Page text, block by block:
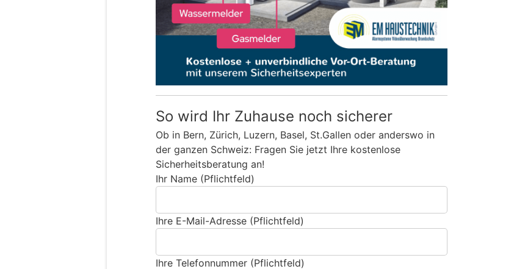
So wird Ihr Zuhause noch sicherer
Ob in Bern, Zürich, Luzern, Basel, St.Gallen oder anderswo in
der ganzen Schweiz: Fragen Sie jetzt Ihre kostenlose
Sicherheitsberatung an!
Ihr Name (Pflichtfeld)
Ihre E-Mail-Adresse (Pflichtfeld)
Ihre Telefonnummer (Pflichtfeld)